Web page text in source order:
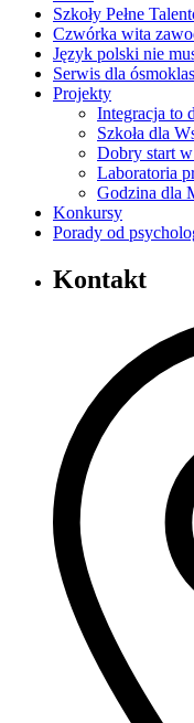
Szkoły Pełne
Czwórka wita
Język polski nie
Serwis dla
Projekty
Integracja to
Szkoła dla
Dobry start w
Laboratoria
Godzina dla
Konkursy
Porady od
Kontakt